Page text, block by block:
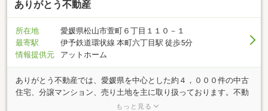
ありがとう不動産
所在地
愛媛県松山市萱町６丁目１１０－１
最寄駅
伊予鉄道環状線 本町六丁目駅 徒歩5分
情報提供元
アットホーム
ありがとう不動産では、愛媛県を中心とした約４，０００件の中古
住宅、分譲マンション、売り土地を主に取り扱っております。不動
産売買におけるお客様の不安や心配を解消し、満足していただける
もっと見る